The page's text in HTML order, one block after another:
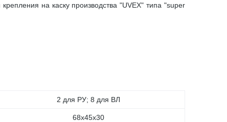
на каску производства "UVEX" типа "super
2 для РУ; 8 для ВЛ
68x45x30